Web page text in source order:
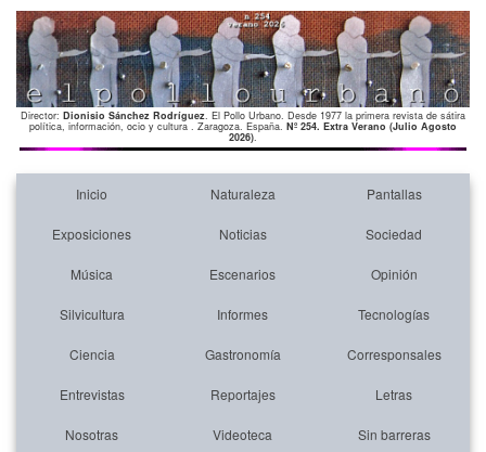
Director: Dionisio Sánchez Rodríguez. El Pollo Urbano. Desde 1977 la primera revista de sátira
política, información, ocio y cultura . Zaragoza. España. Nº 254. Extra Verano (Julio Agosto
2026).
Inicio Naturaleza Pantallas
Exposiciones Noticias Sociedad
Música Escenarios Opinión
Silvicultura Informes Tecnologías
Ciencia Gastronomía Corresponsales
Entrevistas Reportajes Letras
Nosotras Videoteca Sin barreras